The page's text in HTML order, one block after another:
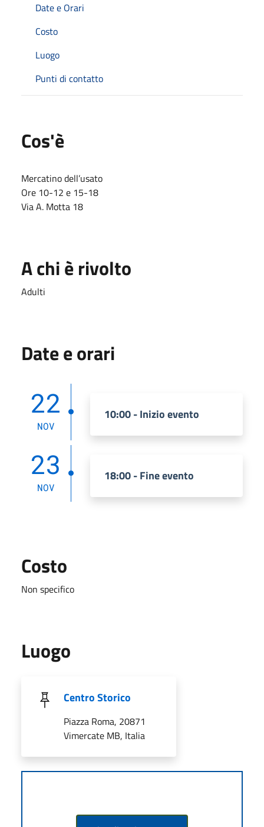
Date e Orari
Costo
Luogo
Punti di contatto
Cos'è
Mercatino dell’usato
Ore 10-12 e 15-18
Via A. Motta 18
A chi è rivolto
Adulti
Date e orari
22
NOV
10:00 - Inizio evento
23
NOV
18:00 - Fine evento
Costo
Non specifico
Luogo
Centro Storico
Piazza Roma, 20871
Vimercate MB, Italia